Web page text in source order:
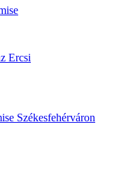
Ercsi
Székesfehérváron